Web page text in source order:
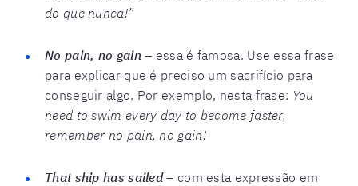
do que nunca!”
No pain, no gain– essa é famosa. Use essa frase
para explicar que é preciso um sacrifício para
conseguir algo. Por exemplo, nesta frase: You
need to swim every day to become faster,
remember no pain, no gain!
That ship has sailed– com esta expressão em